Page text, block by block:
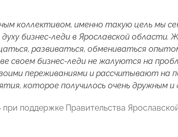
коллективом, именно такую цель мы
бизнес-леди в Ярославской области.
развиваться, обмениваться
своем бизнес-леди не жалуются на
переживаниями и рассчитывают на
которое получилось очень дружным
поддержке Правительства